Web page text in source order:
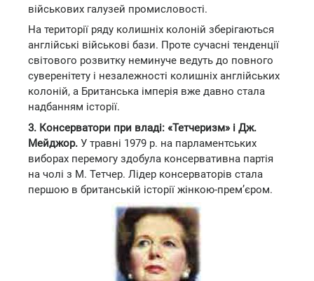
військових галузей промисловості.
На території ряду колишніх колоній зберігаються
англійські військові бази. Проте сучасні тенденції
світового розвитку неминуче ведуть до повного
суверенітету і незалежності колишніх англійських
колоній, а Британська імперія вже давно стала
надбанням історії.
3. Консерватори при владі: «Тетчеризм» і Дж.
Мейджор. У травні 1979 р. на парламентських
виборах перемогу здобула консервативна партія
на чолі з М. Тетчер. Лідер консерваторів стала
першою в британській історії жінкою-прем’єром.